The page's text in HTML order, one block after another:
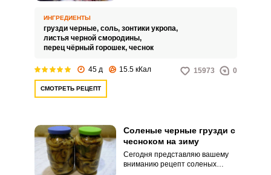
банках.
ИНГРЕДИЕНТЫ
грузди черные, соль, зонтики укропа,
листья черной смородины,
перец чёрный горошек, чеснок
45 д 15.5 кКал 15973 0
СМОТРЕТЬ РЕЦЕПТ
Соленые черные грузди с
чесноком на зиму
Сегодня представляю вашему
вниманию рецепт соленых